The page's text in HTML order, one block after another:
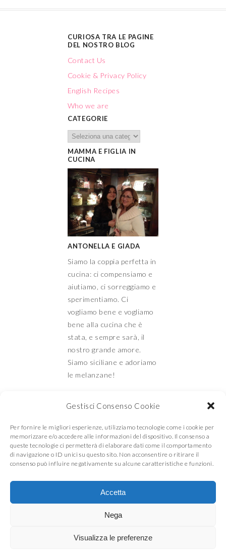
Gestisci Consenso Cookie
Per fornire le migliori esperienze, utilizziamo tecnologie come i cookie per
memorizzare e/o accedere alle informazioni del dispositivo. Il consenso a
queste tecnologie ci permetterà di elaborare dati come il comportamento
di navigazione o ID unici su questo sito. Non acconsentire o ritirare il
consenso può influire negativamente su alcune caratteristiche e funzioni.
Accetta
Nega
Visualizza le preferenze
CURIOSA TRA LE PAGINE
DEL NOSTRO BLOG
Contact Us
Cookie & Privacy Policy
English Recipes
Who we are
CATEGORIE
MAMMA E FIGLIA IN
CUCINA
ANTONELLA E GIADA
Siamo la coppia perfetta in
cucina: ci compensiamo e
aiutiamo, ci sorreggiamo e
sperimentiamo. Ci
vogliamo bene e vogliamo
bene alla cucina che è
stata, e sempre sarà, il
nostro grande amore.
Siamo siciliane e adoriamo
le melanzane!
Mamma e Figlia in
cucina
MAMMA E FIGLIA IN CUCINA